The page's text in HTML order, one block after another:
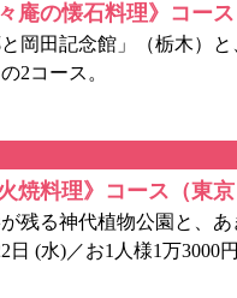
庵の懐石料理》コー
岡田記念館」（栃木）
2コース。
焼料理》コース（東
残る神代植物公園と、
日 (水)／お1人様1万3000